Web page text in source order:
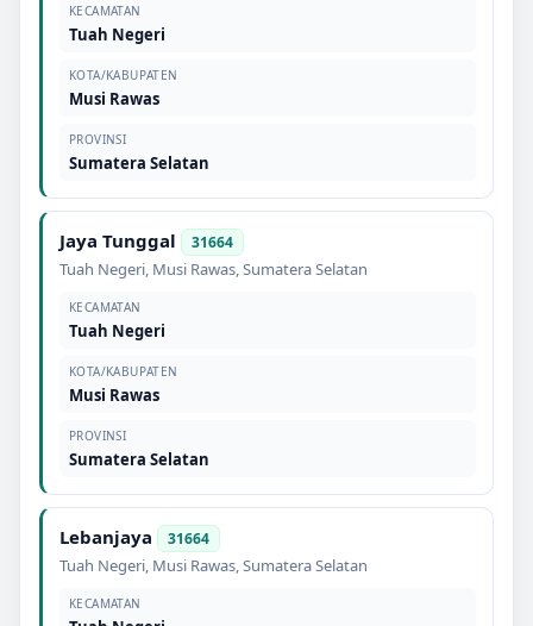
KECAMATAN
Tuah Negeri
KOTA/KABUPATEN
Musi Rawas
PROVINSI
Sumatera Selatan
Jaya Tunggal 31664
Tuah Negeri, Musi Rawas,Sumatera Selatan
KECAMATAN
Tuah Negeri
KOTA/KABUPATEN
Musi Rawas
PROVINSI
Sumatera Selatan
Lebanjaya 31664
Tuah Negeri, Musi Rawas,Sumatera Selatan
KECAMATAN